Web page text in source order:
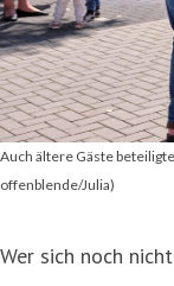
Auch ältere Gäste
offenblende/Julia)
Wer sich noch